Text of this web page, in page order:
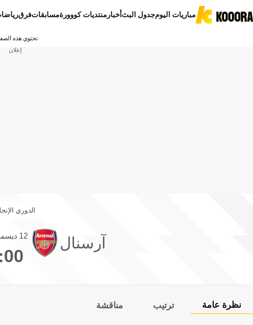
مباريات اليومجدول البثأخبار منتديات كووورةمسابقاتفرق
تحتوي هذه
إعلان
الدوري
آرسنال 12 ديسمبر 2026
نظرة عامة ترتيب مناقشة